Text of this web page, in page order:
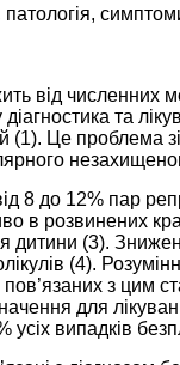
патологія,
від численних
та
(1). Це проблема
8 до 12% пар
розвинених
дитини (3).
(4).
пов’язаних з цим
для
випадків